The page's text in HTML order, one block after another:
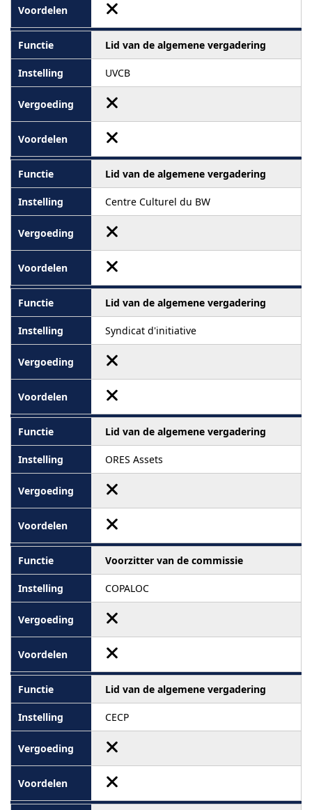
Lid van de algemene vergadering
UVCB
Lid van de algemene vergadering
Centre Culturel du BW
Lid van de algemene vergadering
Syndicat d'initiative
Lid van de algemene vergadering
ORES Assets
Voorzitter van de commissie
COPALOC
Lid van de algemene vergadering
CECP